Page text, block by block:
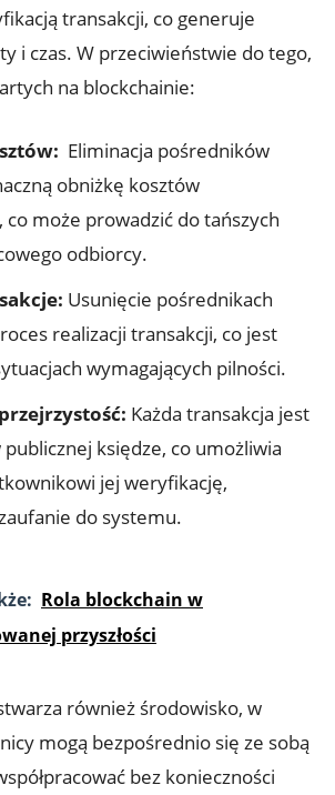
transakcji, ‍co ⁤generuje
i czas. W‍ przeciwieństwie do tego,
na⁤ blockchainie:
⁤ Eliminacja pośredników
obniżkę kosztów
​co może prowadzić do tańszych
‌odbiorcy.
Usunięcie pośrednikach
realizacji‍ transakcji, co jest
wymagających pilności.
Każda ⁣transakcja jest
publicznej księdze, co umożliwia
jej weryfikację,
do systemu.
Rola blockchain w
przyszłości
również środowisko, w‌
​mogą bezpośrednio​ się ze ⁢sobą
‌bez konieczności